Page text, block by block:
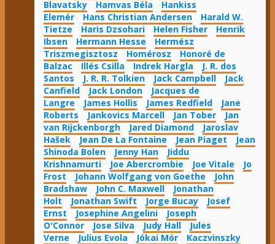
Blavatsky
Hamvas Béla
Hankiss
Elemér
Hans Christian Andersen
Harald W.
Tietze
Haris Dzsohari Helen Fisher
Henrik
Ibsen
Hermann Hesse
Hermész
Triszmegisztosz
Homérosz
Honoré de
Balzac
Illés Csilla Indrek Hargla
J. R. dos
Santos
J. R. R. Tolkien Jack Campbell
Jack
Canfield
Jack London
Jacques de
Langre
James Hollis James Redfield
Jane
Roberts
Jankovics Marcell Jan Tober
Jan
van Rijckenborgh
Jared Diamond
Jaroslav
Hašek
Jean De La Fontaine Jean Piaget
Jean
Shinoda Bolen
Jenny Han
Jiddu
Krishnamurti
Joe Abercrombie Joe Vitale
Jo
Frost
Johann Wolfgang von Goethe
John
Bradshaw
John C. Maxwell
Jonathan
Holt
Jonathan Swift Jorge Bucay
Josef
Ernst
Josephine Angelini
Joseph
O'Connor
Jose Silva Judy Hall
Jules
Verne
Julius Evola Jókai Mór
Kaczvinszky